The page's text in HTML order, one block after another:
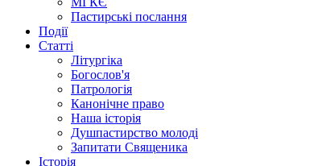
Пастирські послання
Події
Статті
Літургіка
Богослов'я
Патрологія
Канонічне право
Наша історія
Душпастирство молоді
Запитати Священика
Історія